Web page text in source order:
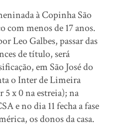
à Copinha São
com menos de 17 anos.
Leo Galbes, passar das
de título, será
em São José do
o Inter de Limeira
5 x 0 na estreia); na
e no dia 11 fecha a fase
os donos da casa.